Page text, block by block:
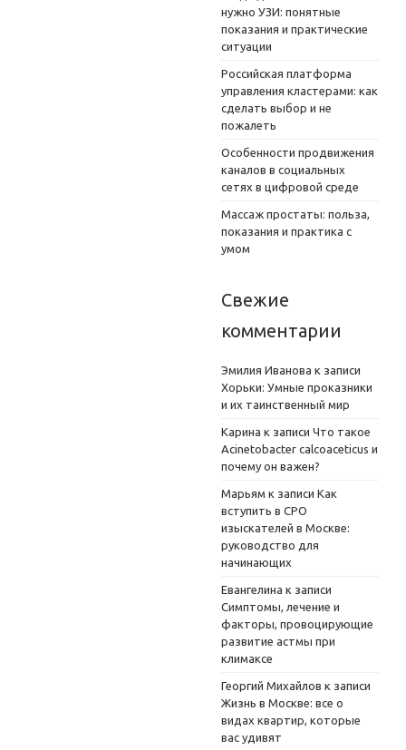
нужно УЗИ: понятные
показания и практические
ситуации
Российская платформа
управления кластерами: как
сделать выбор и не
пожалеть
Особенности продвижения
каналов в социальных
сетях в цифровой среде
Массаж простаты: польза,
показания и практика с
умом
Свежие
комментарии
Эмилия Иванова к записи
Хорьки: Умные проказники
и их таинственный мир
Карина к записи Что такое
Acinetobacter calcoaceticus и
почему он важен?
Марьям к записи Как
вступить в СРО
изыскателей в Москве:
руководство для
начинающих
Евангелина к записи
Симптомы, лечение и
факторы, провоцирующие
развитие астмы при
климаксе
Георгий Михайлов к записи
Жизнь в Москве: все о
видах квартир, которые
вас удивят